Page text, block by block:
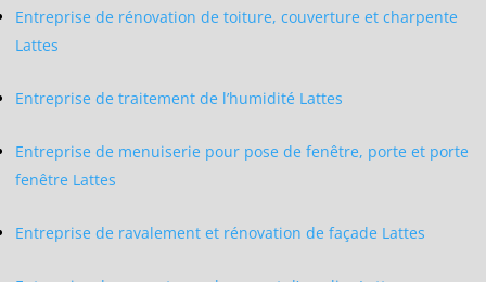
Entreprise de rénovation de toiture, couverture et charpente
Lattes
Entreprise de traitement de l’humidité Lattes
Entreprise de menuiserie pour pose de fenêtre, porte et porte
fenêtre Lattes
Entreprise de ravalement et rénovation de façade Lattes